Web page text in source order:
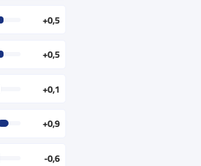
+0,5
+0,5
+0,1
+0,9
-0,6